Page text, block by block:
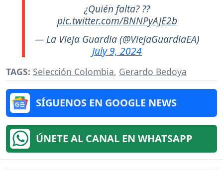
¿Quién falta? ??
pic.twitter.com/BNNPyAJE2b
— La Vieja Guardia (@ViejaGuardiaEA)
July 9, 2024
TAGS: Selección Colombia, Gerardo Bedoya
SÍGUENOS EN GOOGLE NEWS
ÚNETE AL CANAL EN WHATSAPP